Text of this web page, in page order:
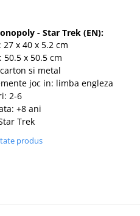
- Star Trek (EN):
x 40 x 5.2 cm
x 50.5 cm
si metal
joc in: limba engleza
2-6
+8 ani
Trek
produs